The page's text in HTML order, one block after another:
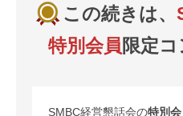
この続きは、
特別会員 限定コ
SMBC経営懇話会の特別